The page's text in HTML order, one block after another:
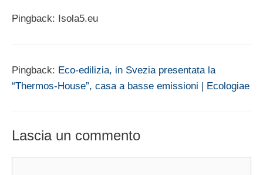
Pingback: Isola5.eu
Pingback: Eco-edilizia, in Svezia presentata la
“Thermos-House”, casa a basse emissioni | Ecologiae
Lascia un commento